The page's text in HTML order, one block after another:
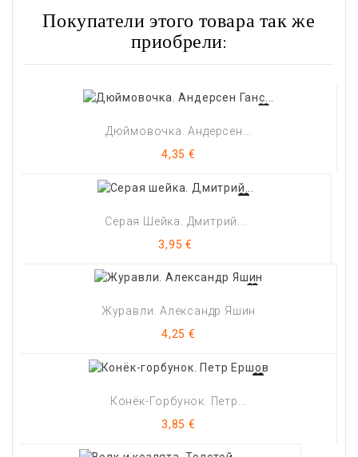
Покупатели этого товара так же
приобрели:
Дюймовочка. Андерсен...
Цена
4,35 €
Серая Шейка. Дмитрий...
Цена
3,95 €
Журавли. Александр Яшин
Цена
4,25 €
Конёк-Горбунок. Петр...
Цена
3,85 €